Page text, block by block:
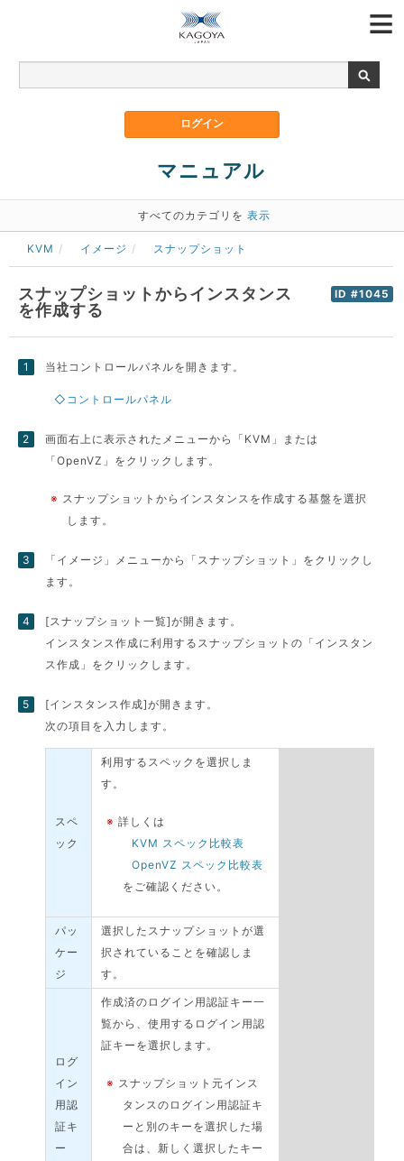
マニュアル
すべてのカテゴリを 表示
KVM イメージ スナップショット
ID #1045
スナップショットからインスタンス
を作成する
当社コントロールパネルを開きます。
◇コントロールパネル
画面右上に表示されたメニューから「KVM」または
「OpenVZ」をクリックします。
※ スナップショットからインスタンスを作成する基盤を選択
します。
「イメージ」メニューから「スナップショット」をクリックし
ます。
[スナップショット一覧]が開きます。
インスタンス作成に利用するスナップショットの「インスタン
ス作成」をクリックします。
[インスタンス作成]が開きます。
次の項目を入力します。
スペ
ック
利用するスペックを選択しま
す。
※詳しくは
KVM スペック比較表
OpenVZ スペック比較表
をご確認ください。
パッ
ケー
ジ
選択したスナップショットが選
択されていることを確認しま
す。
ログ
イン
用認
証キ
ー
作成済のログイン用認証キー一
覧から、使用するログイン用認
証キーを選択します。
※ スナップショット元インス
タンスのログイン用認証キ
ーと別のキーを選択した場
合は、新しく選択したキー